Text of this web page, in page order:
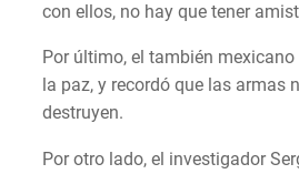
con ellos, no hay que tener
Por último, el también
la paz, y recordó que las armas
destruyen.
Por otro lado, el investigador